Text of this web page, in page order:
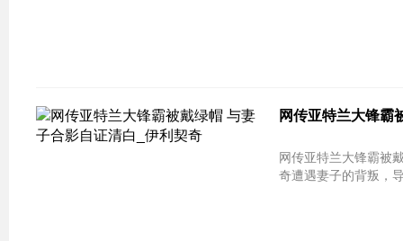
网传亚特兰大锋霸
网传亚特兰大锋霸被
奇遭遇妻子的背叛，